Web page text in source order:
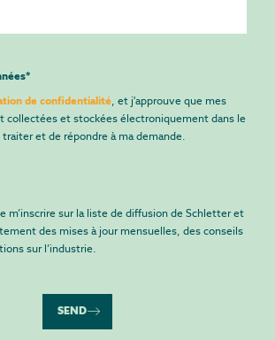
*
de confidentialité, et j'approuve que mes
collectées et stockées électroniquement dans le
et de répondre à ma demande.
m’inscrire sur la liste de diffusion de Schletter et
des mises à jour mensuelles, des conseils
sur l’industrie.
SEND